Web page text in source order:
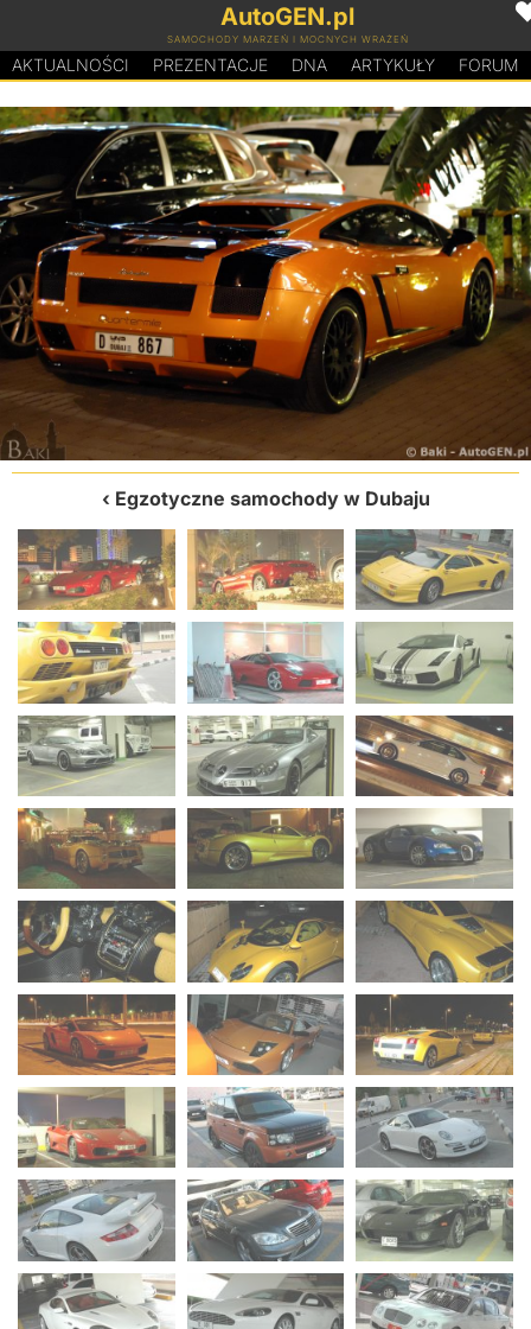
AutoGEN.pl
SAMOCHODY MARZEŃ I MOCNYCH WRAŻEŃ
AKTUALNOŚCI PREZENTACJE DNA ARTYKUŁY FORUM
Egzotyczne samochody w Dubaju